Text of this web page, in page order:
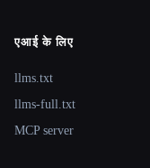
एआई के लिए
llms.txt
llms-full.txt
MCP server